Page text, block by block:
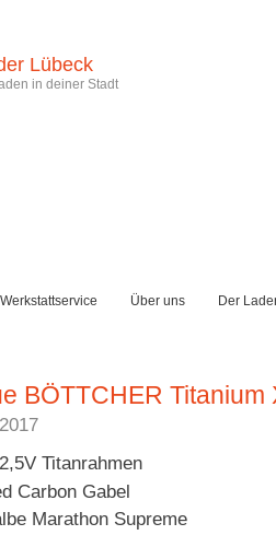
Lübeck
in deiner Stadt
Werkstattservice Über uns Der
BÖTTCHER Titanium
Titanrahmen
Carbon Gabel
Marathon Supreme